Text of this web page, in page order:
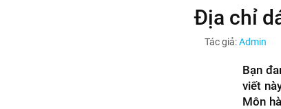
Địa chỉ
Tác giả:Admin
Bạn
viết
Môn